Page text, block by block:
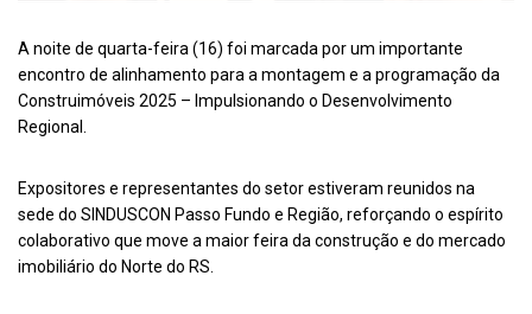
A noite de quarta-feira (16) foi marcada por um importante
encontro de alinhamento para a montagem e a programação da
Construimóveis 2025 – Impulsionando o Desenvolvimento
Regional.
Expositores e representantes do setor estiveram reunidos na
sede do SINDUSCON Passo Fundo e Região, reforçando o espírito
colaborativo que move a maior feira da construção e do mercado
imobiliário do Norte do RS.